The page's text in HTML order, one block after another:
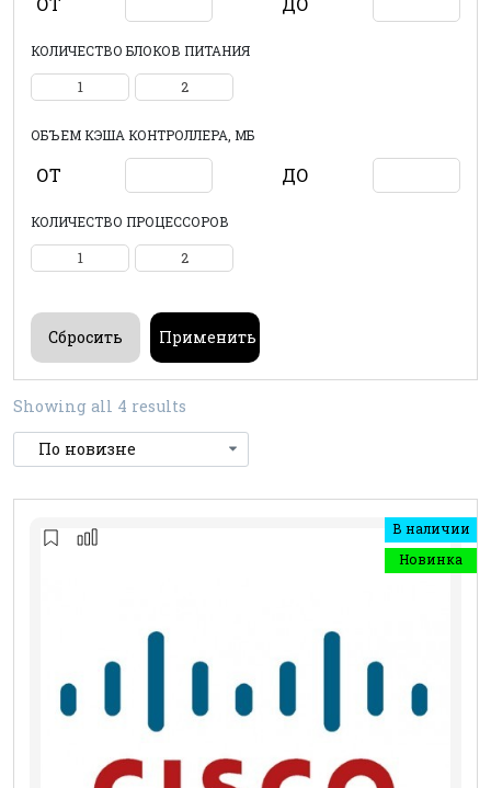
КОЛИЧЕСТВО БЛОКОВ ПИТАНИЯ
1 2
ОБЪЕМ КЭША КОНТРОЛЛЕРА, МБ
ОТ ДО
КОЛИЧЕСТВО ПРОЦЕССОРОВ
1 2
Showing all 4 results
В наличии
Новинка